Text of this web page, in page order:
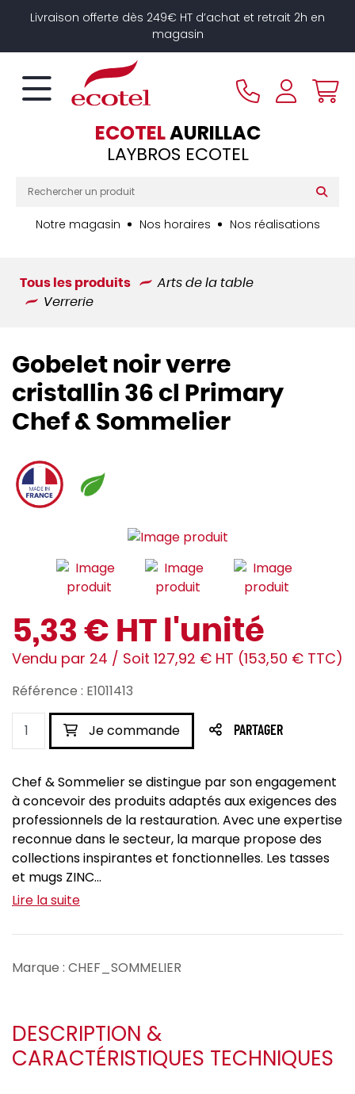
Livraison offerte dès 249€ HT d’achat et retrait 2h en
magasin
ECOTELAURILLAC
LAYBROS ECOTEL
Notre magasin Nos horaires Nos réalisations
Tous les produits
Arts de la table
Verrerie
Gobelet noir verre
cristallin 36 cl Primary
Chef & Sommelier
5,33 € HT l'unité
Vendu par 24 / Soit 127,92 € HT (153,50 € TTC)
Référence : E1011413
Je commande PARTAGER
Chef & Sommelier se distingue par son engagement
à concevoir des produits adaptés aux exigences des
professionnels de la restauration. Avec une expertise
reconnue dans le secteur, la marque propose des
collections inspirantes et fonctionnelles. Les tasses
et mugs ZINC...
Lire la suite
Marque : CHEF_SOMMELIER
DESCRIPTION &
CARACTÉRISTIQUES TECHNIQUES
Panneau de gestion des cookies